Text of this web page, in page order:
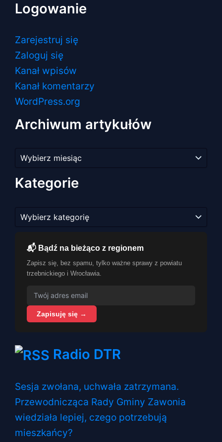
Logowanie
Zarejestruj się
Zaloguj się
Kanał wpisów
Kanał komentarzy
WordPress.org
Archiwum artykułów
artykułów
Kategorie
📬 Bądź na bieżąco z regionem
Zapisz się, bez spamu, tylko ważne sprawy z powiatu
trzebnickiego i Wrocławia.
Zapisuję się →
Radio DTR
Sesja zwołana, uchwała zatrzymana.
Przewodnicząca Rady Gminy Zawonia
wiedziała lepiej, czego potrzebują
mieszkańcy?